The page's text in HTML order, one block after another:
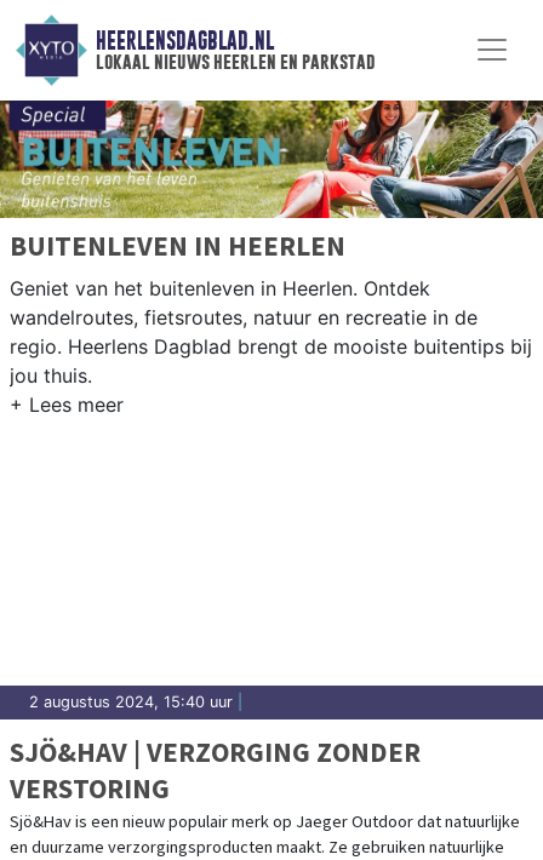
HEERLENSDAGBLAD.NL
lokaal nieuws heerlen en parkstad
BUITENLEVEN IN HEERLEN
Geniet van het buitenleven in Heerlen. Ontdek
wandelroutes, fietsroutes, natuur en recreatie in de
regio. Heerlens Dagblad brengt de mooiste buitentips bij
jou thuis.
2 augustus 2024, 15:40 uur
SJÖ&HAV | VERZORGING ZONDER
VERSTORING
Sjö&Hav is een nieuw populair merk op Jaeger Outdoor dat natuurlijke
en duurzame verzorgingsproducten maakt. Ze gebruiken natuurlijke